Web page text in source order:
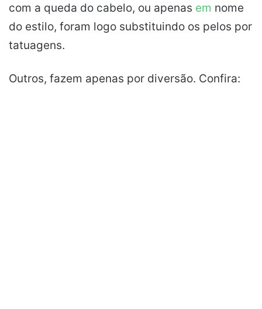
com a queda do cabelo, ou apenas em nome
do estilo, foram logo substituindo os pelos por
tatuagens.
Outros, fazem apenas por diversão. Confira: